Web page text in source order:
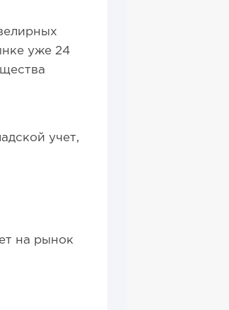
уже 24
учет,
на рынок